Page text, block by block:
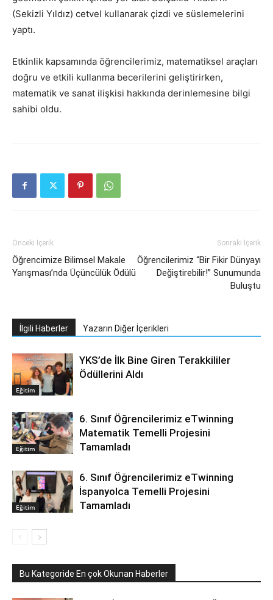
(Sekizli Yıldız) cetvel kullanarak çizdi ve süslemelerini
yaptı.
Etkinlik kapsamında öğrencilerimiz, matematiksel araçları
doğru ve etkili kullanma becerilerini geliştirirken,
matematik ve sanat ilişkisi hakkında derinlemesine bilgi
sahibi oldu.
Önceki İçerik
Öğrencimize Bilimsel Makale
Yarışması’nda Üçüncülük Ödülü
Sonraki İçerik
Öğrencilerimiz “Bir Fikir Dünyayı
Değiştirebilir!” Sunumunda
Buluştu
İlgili Haberler Yazarın Diğer İçerikleri
Eğitim
YKS’de İlk Bine Giren Terakkililer
Ödüllerini Aldı
Eğitim
6. Sınıf Öğrencilerimiz eTwinning
Matematik Temelli Projesini
Tamamladı
Eğitim
6. Sınıf Öğrencilerimiz eTwinning
İspanyolca Temelli Projesini
Tamamladı
Bu Kategoride En çok Okunan Haberler